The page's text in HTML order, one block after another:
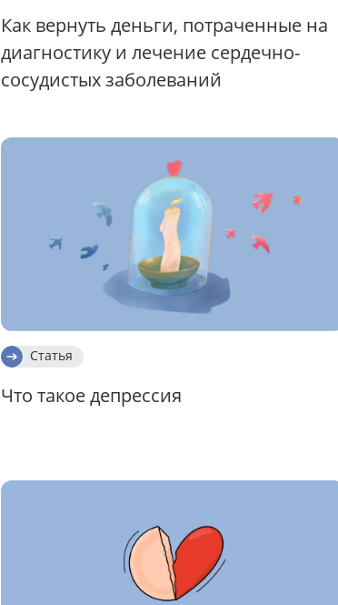
Как вернуть деньги, потраченные на
диагностику и лечение сердечно-
сосудистых заболеваний
Статья
Что такое депрессия